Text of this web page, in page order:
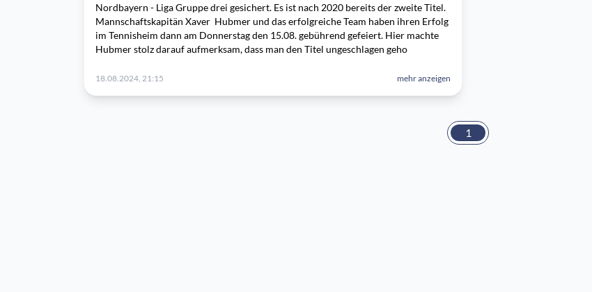
Nordbayern - Liga Gruppe drei gesichert. Es ist nach 2020 bereits der zweite Titel.
Mannschaftskapitän Xaver Hubmer und das erfolgreiche Team haben ihren Erfolg
im Tennisheim dann am Donnerstag den 15.08. gebührend gefeiert. Hier machte
Hubmer stolz darauf aufmerksam, dass man den Titel ungeschlagen geho
18.08.2024, 21:15 mehr anzeigen
1